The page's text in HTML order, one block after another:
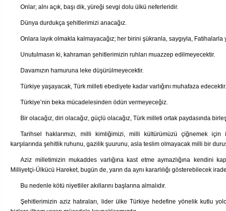
Onlar; alnı açık, başı dik, yüreği sevgi dolu ülkü neferleridir.
Dünya durdukça şehitlerimizi anacağız.
Onlara layık olmakla kalmayacağız; her birini şükranla, saygıyla, Fatihalarla
Unutulmasın ki, kahraman şehitlerimizin ruhları muazzep edilmeyecektir.
Davamızın hamuruna leke düşürülmeyecektir.
Türkiye yaşayacak, Türk milleti ebediyete kadar varlığını muhafaza edecektir.
Türkiye’nin beka mücadelesinden ödün vermeyeceğiz.
Bir olacağız, diri olacağız, güçlü olacağız, Türk milleti ortak paydasında
Tarihsel haklarımızı, milli kimliğimizi, milli kültürümüzü çiğnemek
karşılarında şehitlik ruhunu, gazilik şuurunu, asla teslim olmayacak milli bir
Aziz milletimizin mukaddes varlığına kast etme aymazlığına kendini
Milliyetçi-Ülkücü Hareket, bugün de, yarın da aynı kararlılığı gösterebilecek
Bu nedenle kötü niyetliler akıllarını başlarına almalıdır.
Şehitlerimizin aziz hatıraları, lider ülke Türkiye hedefine yönelik kutlu